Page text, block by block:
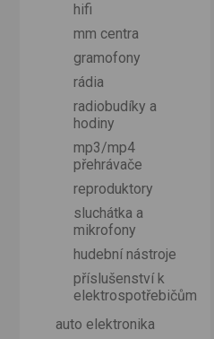
hifi
mm centra
gramofony
rádia
radiobudíky a
hodiny
mp3/mp4
přehrávače
reproduktory
sluchátka a
mikrofony
hudební nástroje
příslušenství k
elektrospotřebičům
auto elektronika